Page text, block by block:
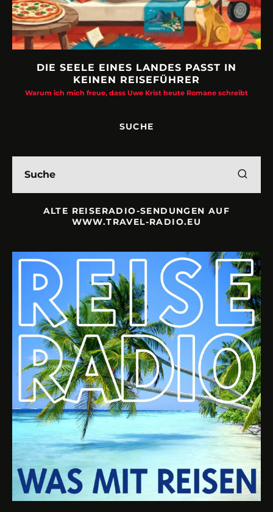
DIE SEELE EINES LANDES PASST IN
KEINEN REISEFÜHRER
Warum ich mich freue, dass Uwe Krist heute Romane schreibt
SUCHE
ALTE REISERADIO-SENDUNGEN AUF
WWW.TRAVEL-RADIO.EU